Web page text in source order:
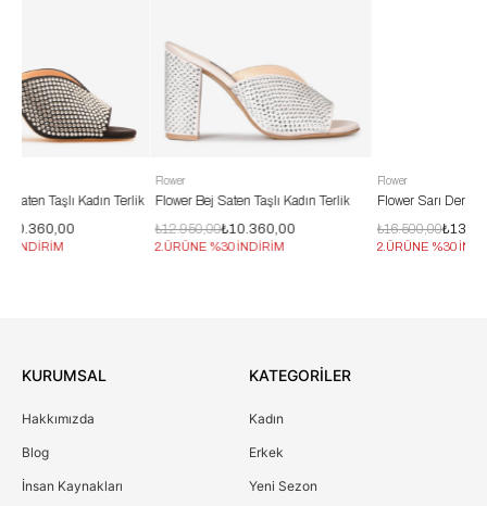
Terlik
Flower Bej Saten Taşlı Kadın Terlik
₺10.360,00
₺12.950,00
2.ÜRÜNE %30 İNDİRİM
Flower Sarı Deri Kadın Abiye Terlik
₺13.200,00
₺16.500,00
2.ÜRÜNE %30 İNDİRİM
KURUMSAL
Hakkımızda
Blog
İnsan Kaynakları
KATEGORİLER
Kadın
Erkek
Yeni Sezon